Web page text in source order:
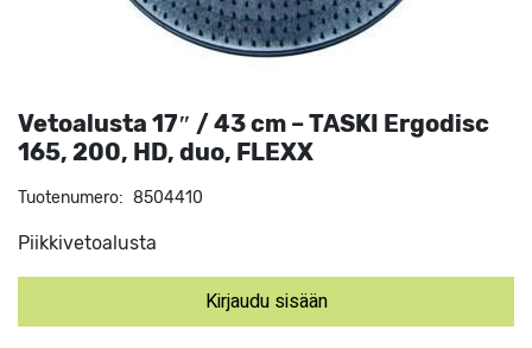
Vetoalusta 17″ / 43 cm – TASKI Ergodisc
165, 200, HD, duo, FLEXX
Tuotenumero: 8504410
Piikkivetoalusta
Kirjaudu sisään